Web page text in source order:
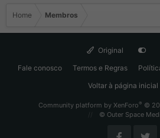
Home Membros
Original
Fale conosco
Termos e Regras
Voltar à página inicial
Community platform by XenForo® ©
© Outer Space